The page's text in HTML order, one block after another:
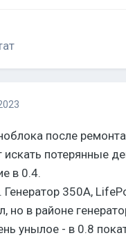
после
потерянные
в 0.4.
Генератор 350А,
но в районе
унылое - в 0.8